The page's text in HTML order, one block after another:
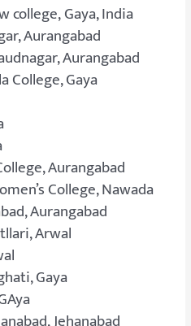
college, Gaya, India
Aurangabad
Aurangabad
College, Gaya
Aurangabad
College, Nawada
Aurangabad
Arwal
Gaya